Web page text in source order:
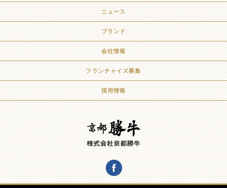
ニュース
ブランド
会社情報
フランチャイズ募集
採用情報